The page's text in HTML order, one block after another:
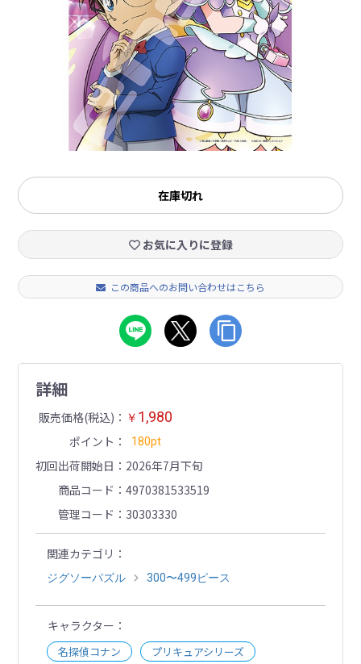
在庫切れ
お気に入りに登録
この商品へのお問い合わせはこちら
詳細
販売価格(税込) ￥ 1,980
ポイント 180pt
初回出荷開始日
2026年7月下旬
商品コード
4970381533519
管理コード
30303330
関連カテゴリ
ジグソーパズル 300〜499ピース
キャラクター
名探偵コナン プリキュアシリーズ